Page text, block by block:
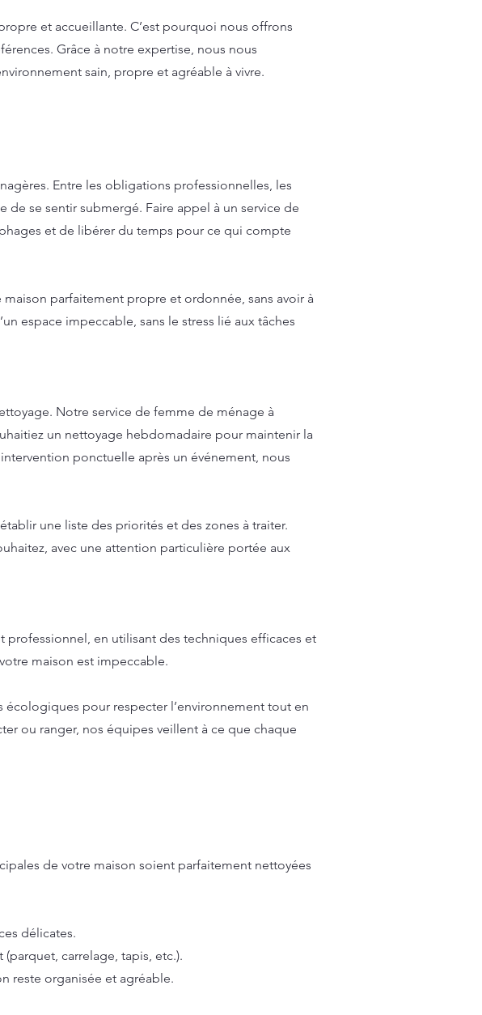
et accueillante. C’est pourquoi nous offrons
Grâce à notre expertise, nous nous
sain, propre et agréable à vivre.
Entre les obligations professionnelles, les
se sentir submergé. Faire appel à un service de
et de libérer du temps pour ce qui compte
parfaitement propre et ordonnée, sans avoir à
espace impeccable, sans le stress lié aux tâches
Notre service de femme de ménage à
un nettoyage hebdomadaire pour maintenir la
ponctuelle après un événement, nous
une liste des priorités et des zones à traiter.
avec une attention particulière portée aux
en utilisant des techniques efficaces et
maison est impeccable.
pour respecter l’environnement tout en
ou ranger, nos équipes veillent à ce que chaque
de votre maison soient parfaitement nettoyées
délicates.
carrelage, tapis, etc.).
reste organisée et agréable.